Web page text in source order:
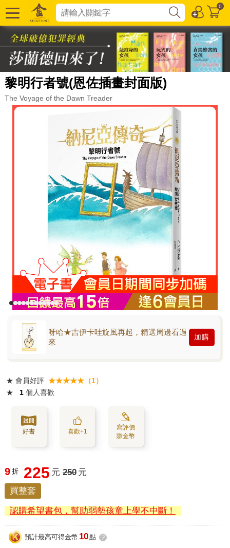
0
黎明行者號(恩佐插畫封面版)
The Voyage of the Dawn Treader
呀哈★吉伊卡哇旋風再起，精選周邊看過
來
加購
★ 會員好評 ★★★★★（1）
★
1 個人喜歡
好書 喜歡+1
寫評價
賺金幣
9 折 225 元 250 元
買整套
認購希望書包，幫助弱勢孩童上學不中斷！
預計最高可得金幣 10點 ?